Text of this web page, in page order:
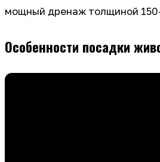
мощный дренаж толщиной
Особенности посадки